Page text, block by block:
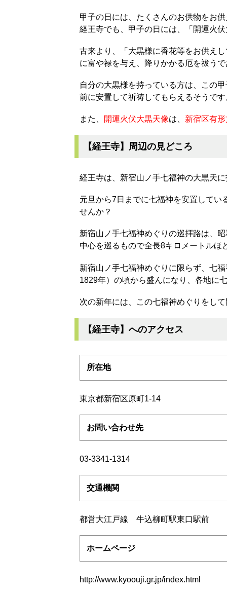
甲子の日には、たくさんのお供物をお
経王寺でも、甲子の日には、「開運火
古来より、「大黒様に香花等をお供え
に富や禄を与え、降りかかる厄を祓う
自分の大黒様を持っている方は、この
前に安置して祈祷してもらえるそうです
また、 開運火伏大黒天像は、 新宿区有
【経王寺】周辺の見どころ
経王寺は、新宿山ノ手七福神の大黒天
元旦から7日までに七福神を安置してい
せんか？
新宿山ノ手七福神めぐりの巡拝路は、
中心を巡るもので全長8キロメートルほ
新宿山ノ手七福神めぐりに限らず、七
1829年）の頃から盛んになり、各地に
次の新年には、この七福神めぐりをし
【経王寺】へのアクセス
所在地
東京都新宿区原町1-14
お問い合わせ先
03-3341-1314
交通機関
都営大江戸線 牛込柳町駅東口駅前
ホームページ
http://www.kyoouji.gr.jp/index.html